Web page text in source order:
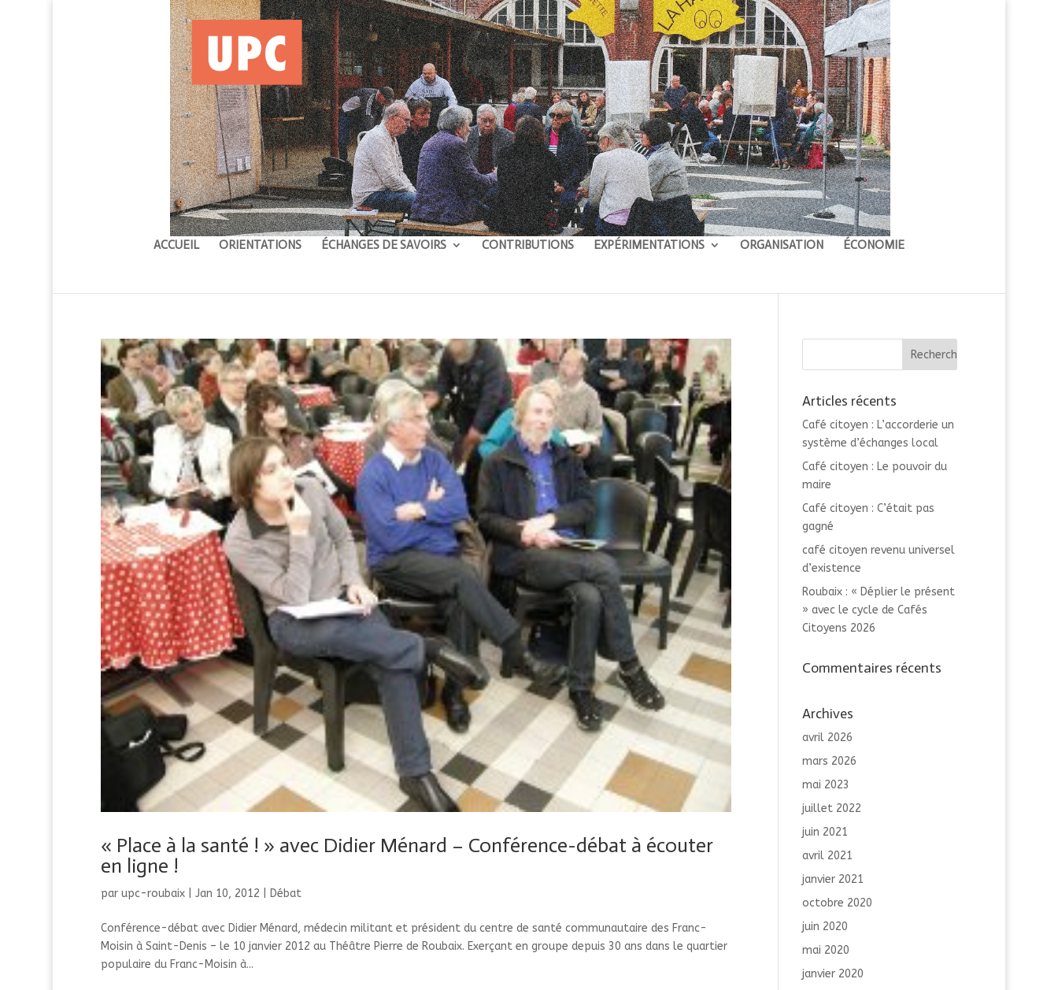
ACCUEIL ORIENTATIONS ÉCHANGES DE SAVOIRS CONTRIBUTIONS EXPÉRIMENTATIONS ORGANISATION ÉCONOMIE
« Place à la santé ! » avec Didier Ménard – Conférence-débat à écouter
en ligne !
par upc-roubaix| Jan 10, 2012 Débat
Conférence-débat avec Didier Ménard, médecin militant et président du centre de santé communautaire des Franc-
Moisin à Saint-Denis – le 10 janvier 2012 au Théâtre Pierre de Roubaix. Exerçant en groupe depuis 30 ans dans le quartier
populaire du Franc-Moisin à...
Articles récents
Café citoyen : L’accorderie un
système d’échanges local
Café citoyen : Le pouvoir du
maire
Café citoyen : C’était pas
gagné
café citoyen revenu universel
d’existence
Roubaix : « Déplier le présent
» avec le cycle de Cafés
Citoyens 2026
Commentaires récents
Archives
avril 2026
mars 2026
mai 2023
juillet 2022
juin 2021
avril 2021
janvier 2021
octobre 2020
juin 2020
mai 2020
janvier 2020